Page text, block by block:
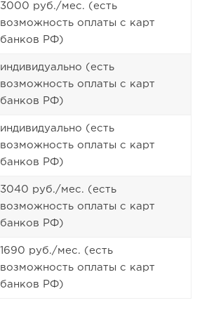
3000 руб./мес. (есть
возможность оплаты с карт
банков РФ)
индивидуально (есть
возможность оплаты с карт
банков РФ)
индивидуально (есть
возможность оплаты с карт
банков РФ)
3040 руб./мес. (есть
возможность оплаты с карт
банков РФ)
1690 руб./мес. (есть
возможность оплаты с карт
банков РФ)